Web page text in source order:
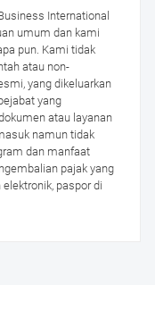
International
umum dan kami
pun. Kami tidak
atau non-
yang dikeluarkan
yang
atau layanan
namun tidak
dan manfaat
pajak yang
paspor di